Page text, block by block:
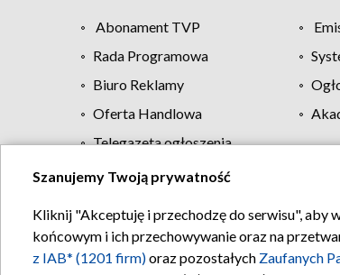
Abonament TVP
Rada Programowa
Biuro Reklamy
Oferta Handlowa
Telegazeta ogłoszenia
Szanujemy Twoją prywatność
Kliknij "Akceptuję i przechodzę do serwisu", aby
końcowym i ich przechowywanie oraz na
z IAB* (1201 firm)oraz pozostałych Zaufanych